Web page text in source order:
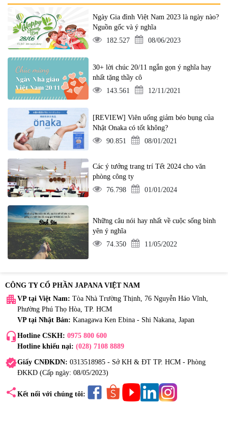
Ngày Gia đình Việt Nam 2023 là ngày nào?
Nguồn gốc và ý nghĩa
182.527
08/06/2023
30+ lời chúc 20/11 ngắn gọn ý nghĩa hay
nhất tặng thầy cô
143.561
12/11/2021
[REVIEW] Viên uống giảm béo bụng của
Nhật Onaka có tốt không?
90.851
08/01/2021
Các ý tưởng trang trí Tết 2024 cho văn
phòng công ty
76.798
01/01/2024
Những câu nói hay nhất về cuộc sống bình
yên ý nghĩa
74.350
11/05/2022
CÔNG TY CỔ PHẦN JAPANA VIỆT NAM
apartment VP tại Việt Nam: Tòa Nhà Trường Thịnh, 76 Nguyễn Háo Vĩnh,
Phường Phú Thọ Hòa, TP. HCM
VP tại Nhật Bản: Kanagawa Ken Ebina - Shi Nakana, Japan
headset_mic Hotline CSKH: 0975 800 600
Hotline khiếu nại: (028) 7108 8889
verifiedGiấy CNĐKDN: 0313518985 - Sở KH & ĐT TP. HCM - Phòng
ĐKKD (Cấp ngày: 08/05/2023)
share Kết nối với chúng tôi: